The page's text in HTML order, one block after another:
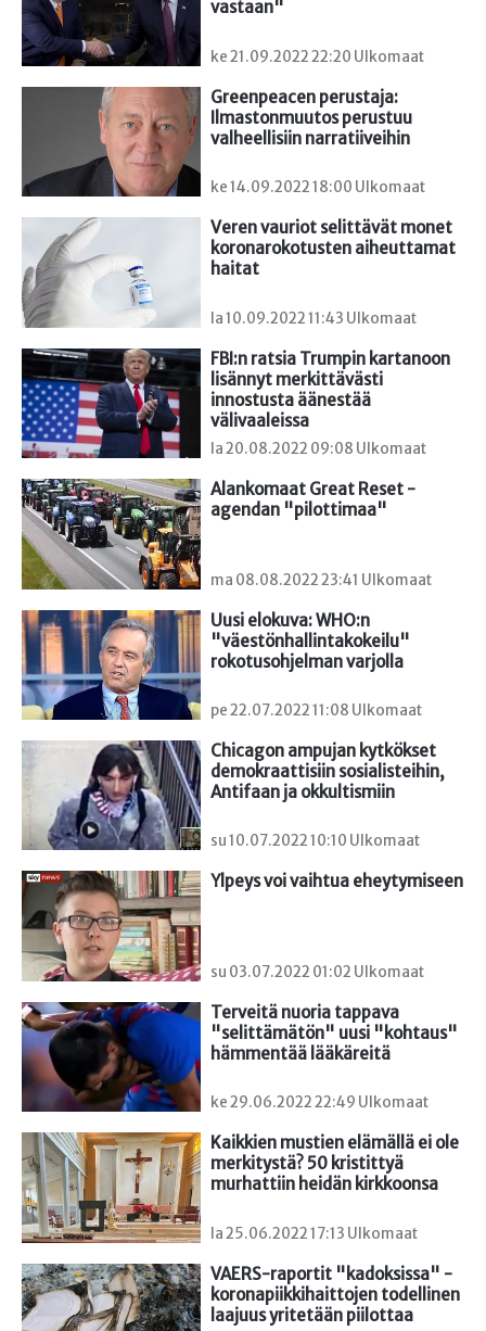
vastaan"
ke 21.09.2022 22:20 Ulkomaat
Greenpeacen perustaja:
Ilmastonmuutos perustuu
valheellisiin narratiiveihin
ke 14.09.2022 18:00 Ulkomaat
Veren vauriot selittävät monet
koronarokotusten aiheuttamat
haitat
la 10.09.2022 11:43 Ulkomaat
FBI:n ratsia Trumpin kartanoon
lisännyt merkittävästi
innostusta äänestää
välivaaleissa
la 20.08.2022 09:08 Ulkomaat
Alankomaat Great Reset -
agendan "pilottimaa"
ma 08.08.2022 23:41 Ulkomaat
Uusi elokuva: WHO:n
"väestönhallintakokeilu"
rokotusohjelman varjolla
pe 22.07.2022 11:08 Ulkomaat
Chicagon ampujan kytkökset
demokraattisiin sosialisteihin,
Antifaan ja okkultismiin
su 10.07.2022 10:10 Ulkomaat
Ylpeys voi vaihtua eheytymiseen
su 03.07.2022 01:02 Ulkomaat
Terveitä nuoria tappava
"selittämätön" uusi "kohtaus"
hämmentää lääkäreitä
ke 29.06.2022 22:49 Ulkomaat
Kaikkien mustien elämällä ei ole
merkitystä? 50 kristittyä
murhattiin heidän kirkkoonsa
la 25.06.2022 17:13 Ulkomaat
VAERS-raportit "kadoksissa" -
koronapiikkihaittojen todellinen
laajuus yritetään piilottaa